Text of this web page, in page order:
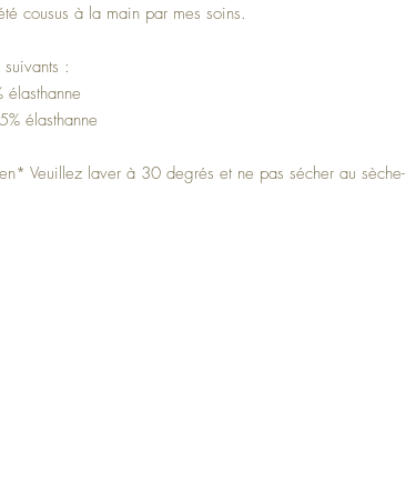
cousus à la main par mes soins.
:
élasthanne
élasthanne
Veuillez laver à 30 degrés et ne pas sécher au sèche-